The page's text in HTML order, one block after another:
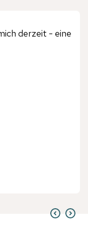
derzeit - eine